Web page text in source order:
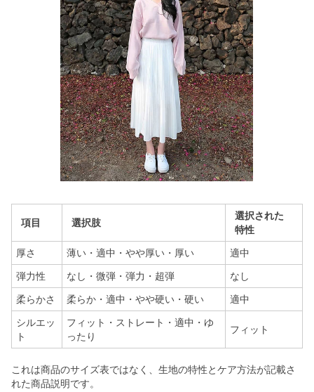
項目 選択肢
選択された
特性
厚さ 薄い・適中・やや厚い・厚い 適中
弾力性 なし・微弾・弾力・超弾 なし
柔らかさ 柔らか・適中・やや硬い・硬い 適中
シルエッ
ト
フィット・ストレート・適中・ゆ
ったり
フィット
これは商品のサイズ表ではなく、生地の特性とケア方法が記載さ
れた商品説明です。